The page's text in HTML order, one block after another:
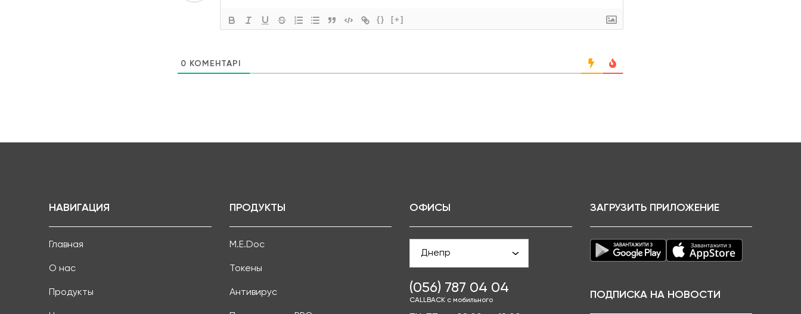
{} [+]
0 КОМЕНТАРІ
НАВИГАЦИЯ
Главная
О нас
Продукты
ПРОДУКТЫ
M.E.Doc
Токены
Антивирус
ОФИСЫ
Днепр
(056) 787 04 04
CALLBACK с мобильного
ЗАГРУЗИТЬ ПРИЛОЖЕНИЕ
ПОДПИСКА НА НОВОСТИ